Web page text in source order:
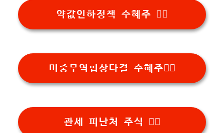
약값인하정책 수혜주 👉🏻
미중무역협상타결 수혜주👉🏻
관세 피난처 주식 👉🏻